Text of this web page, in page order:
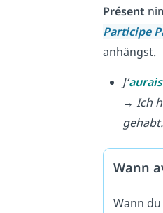
Présent
Participe
anhängst.
J‘aurais
→ Ich
gehabt.
Wann
Wann